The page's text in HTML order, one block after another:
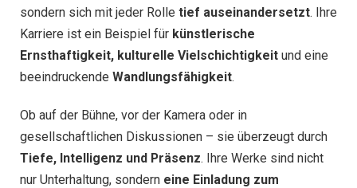
sondern sich mit jeder Rolle tief auseinandersetzt. Ihre
Karriere ist ein Beispiel für künstlerische
Ernsthaftigkeit, kulturelle Vielschichtigkeit und eine
beeindruckende Wandlungsfähigkeit.
Ob auf der Bühne, vor der Kamera oder in
gesellschaftlichen Diskussionen – sie überzeugt durch
Tiefe, Intelligenz und Präsenz. Ihre Werke sind nicht
nur Unterhaltung, sondern eine Einladung zum